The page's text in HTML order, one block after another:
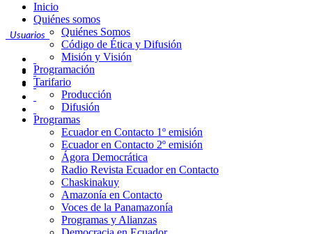
Usuarios
Inicio
Quiénes somos
Quiénes Somos
Código de Ética y Difusión
Misión y Visión
Programación
Tarifario
Producción
Difusión
Programas
Ecuador en Contacto 1º emisión
Ecuador en Contacto 2º emisión
Ágora Democrática
Radio Revista Ecuador en Contacto
Chaskinakuy
Amazonía en Contacto
Voces de la Panamazonía
Programas y Alianzas